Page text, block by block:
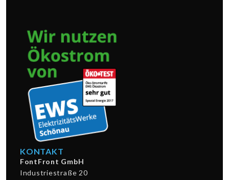
KONTAKT
FontFront GmbH
Industriestraße 20